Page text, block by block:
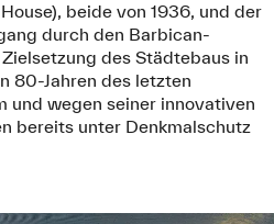
beide von 1936, und der
durch den Barbican-
des Städtebaus in
80-Jahren des letzten
und wegen seiner innovativen
bereits unter Denkmalschutz